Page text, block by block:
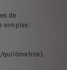
de
simples:
quilómetros).